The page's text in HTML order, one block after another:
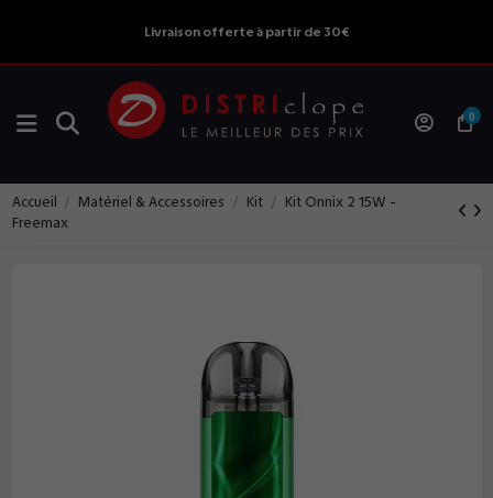
Livraison offerte à partir de 30€
0
Accueil Matériel & Accessoires Kit
Kit Onnix 2 15W -
Freemax